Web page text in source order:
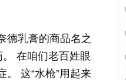
德乳膏的商品名之
在咱们老百姓眼
这“水枪”用起来